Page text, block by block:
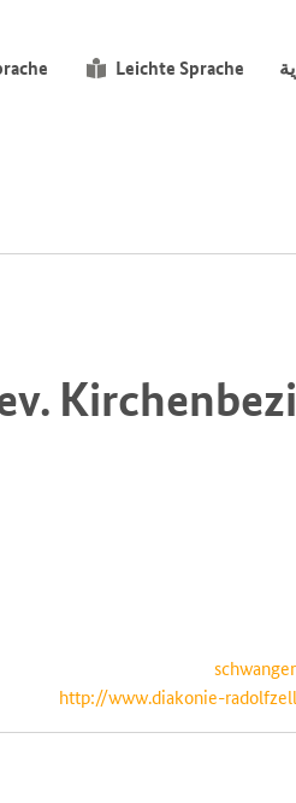
Leichte Sprache
http://www.diakonie-